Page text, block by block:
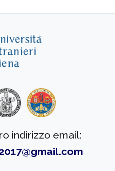
indirizzo email: